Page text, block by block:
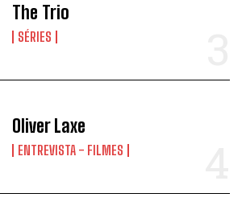
The Trio
SÉRIES
Oliver Laxe
ENTREVISTA - FILMES